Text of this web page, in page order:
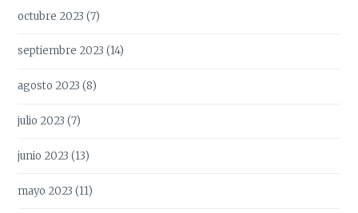
octubre 2023 (7)
septiembre 2023 (14)
agosto 2023 (8)
julio 2023 (7)
junio 2023 (13)
mayo 2023 (11)